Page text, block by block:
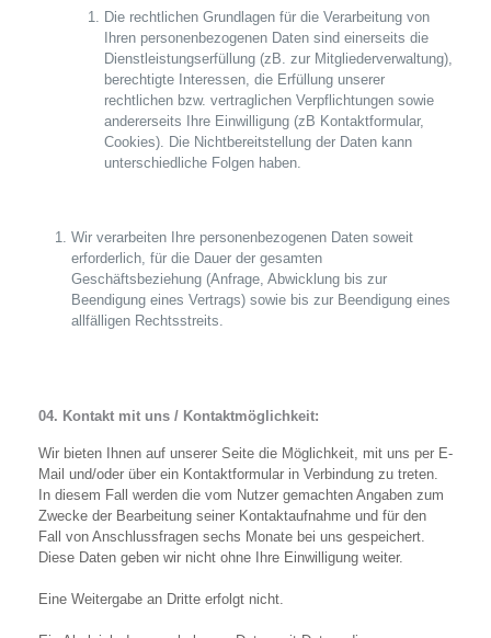
Die rechtlichen Grundlagen für die Verarbeitung von
Ihren personenbezogenen Daten sind einerseits die
Dienstleistungserfüllung (zB. zur Mitgliederverwaltung),
berechtigte Interessen, die Erfüllung unserer
rechtlichen bzw. vertraglichen Verpflichtungen sowie
andererseits Ihre Einwilligung (zB Kontaktformular,
Cookies). Die Nichtbereitstellung der Daten kann
unterschiedliche Folgen haben.
Wir verarbeiten Ihre personenbezogenen Daten soweit
erforderlich, für die Dauer der gesamten
Geschäftsbeziehung (Anfrage, Abwicklung bis zur
Beendigung eines Vertrags) sowie bis zur Beendigung eines
allfälligen Rechtsstreits.
04. Kontakt mit uns / Kontaktmöglichkeit:
Wir bieten Ihnen auf unserer Seite die Möglichkeit, mit uns per E-
Mail und/oder über ein Kontaktformular in Verbindung zu treten.
In diesem Fall werden die vom Nutzer gemachten Angaben zum
Zwecke der Bearbeitung seiner Kontaktaufnahme und für den
Fall von Anschlussfragen sechs Monate bei uns gespeichert.
Diese Daten geben wir nicht ohne Ihre Einwilligung weiter.
Eine Weitergabe an Dritte erfolgt nicht.